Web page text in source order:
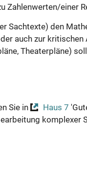
Zahlenwerten/einer
Sachtexte) den
auch zur kritischen
Theaterpläne)
Sie in Haus 7
komplexer